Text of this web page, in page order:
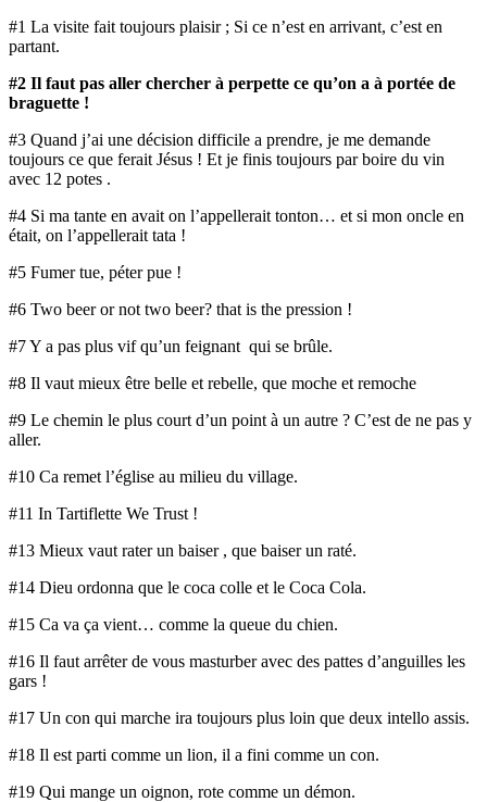
#1 La visite fait toujours plaisir ; Si ce n’est en arrivant, c’est en
partant.
#2 Il faut pas aller chercher à perpette ce qu’on a à portée de
braguette !
#3 Quand j’ai une décision difficile a prendre, je me demande
toujours ce que ferait Jésus ! Et je finis toujours par boire du vin
avec 12 potes .
#4 Si ma tante en avait on l’appellerait tonton… et si mon oncle en
était, on l’appellerait tata !
#5 Fumer tue, péter pue !
#6 Two beer or not two beer? that is the pression !
#7 Y a pas plus vif qu’un feignant qui se brûle.
#8 Il vaut mieux être belle et rebelle, que moche et remoche
#9 Le chemin le plus court d’un point à un autre ? C’est de ne pas y
aller.
#10 Ca remet l’église au milieu du village.
#11 In Tartiflette We Trust !
#13 Mieux vaut rater un baiser , que baiser un raté.
#14 Dieu ordonna que le coca colle et le Coca Cola.
#15 Ca va ça vient… comme la queue du chien.
#16 Il faut arrêter de vous masturber avec des pattes d’anguilles les
gars !
#17 Un con qui marche ira toujours plus loin que deux intello assis.
#18 Il est parti comme un lion, il a fini comme un con.
#19 Qui mange un oignon, rote comme un démon.